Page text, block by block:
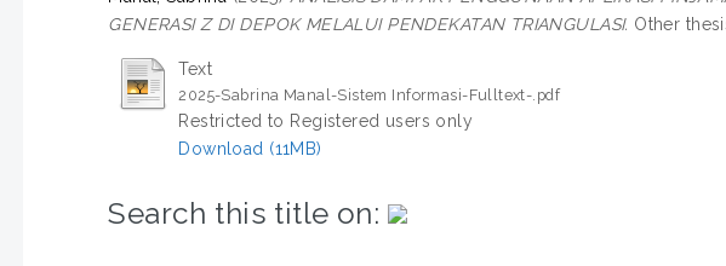
GENERASI Z DI DEPOK MELALUI PENDEKATAN TRIANGULASI. Other
Text
2025-Sabrina Manal-Sistem Informasi-Fulltext-.pdf
Restricted to Registered users only
Download (11MB)
Search this title on: